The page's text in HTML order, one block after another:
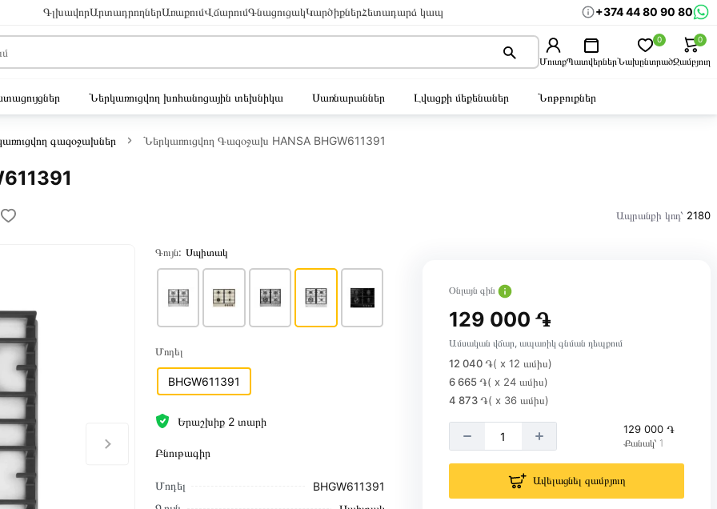
ԳլխավորԱրտադրողներԱռաքումՎճարումԳնացուցակԿարծիքներՀետադարձ կապ +374 44 80 90 80
ՄուտքՊատվերներՆախընտրած
0
Զամբյուղ
0
Ներկառուցվող խոհանոցային տեխնիկա Սառնարաններ Լվացքի մեքենաներ Նոթբուքներ
գազօջախներ Ներկառուցվող Գազօջախ HANSA BHGW611391
Ապրանքի կոդ՝ 2180
Գույն: Սպիտակ
Մոդել
BHGW611391
Երաշխիք 2 տարի
Բնութագիր
Մոդել
BHGW611391
Օնլայն գին
129 000 ֏
Ամսական վճար, ապառիկ գնման դեպքում
12 040 ֏( x 12 ամիս)
6 665 ֏( x 24 ամիս)
4 873 ֏( x 36 ամիս)
129 000 ֏
Քանակ՝ 1
Ավելացնել զամբյուղ